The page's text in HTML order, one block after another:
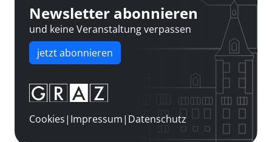
Newsletter abonnieren
und keine Veranstaltung verpassen
jetzt abonnieren
Cookies| Impressum| Datenschutz